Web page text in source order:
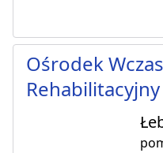
Ośrodek